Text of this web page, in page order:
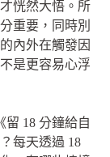
恍然大悟。所
重要，同時別
內外在觸發因
是更容易心浮
留 18 分鐘給自
每天透過 18